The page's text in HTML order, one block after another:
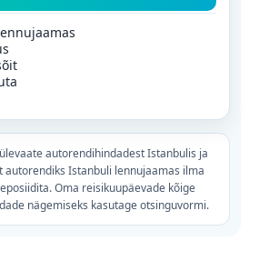
autorendihindadest Istanbulis ja
autorendiks Istanbuli lennujaamas ilma
Oma reisikuupäevade kõige
nägemiseks kasutage otsinguvormi.